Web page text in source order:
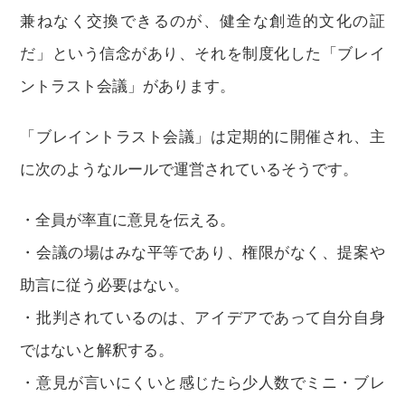
兼ねなく交換できるのが、健全な創造的文化の証
だ」という信念があり、それを制度化した「ブレイ
ントラスト会議」があります。
「ブレイントラスト会議」は定期的に開催され、主
に次のようなルールで運営されているそうです。
・全員が率直に意見を伝える。
・会議の場はみな平等であり、権限がなく、提案や
助言に従う必要はない。
・批判されているのは、アイデアであって自分自身
ではないと解釈する。
・意見が言いにくいと感じたら少人数でミニ・ブレ